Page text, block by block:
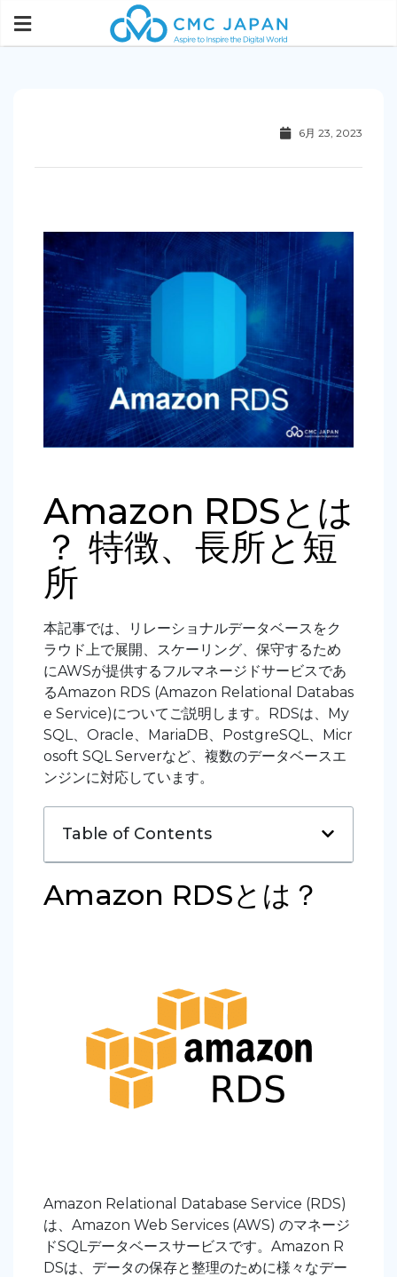
6月 23, 2023
Amazon RDSとは
？ 特徴、長所と短
所
本記事では、リレーショナルデータベースをク
ラウド上で展開、スケーリング、保守するため
にAWSが提供するフルマネージドサービスであ
るAmazon RDS (Amazon Relational Databas
e Service)についてご説明します。RDSは、My
SQL、Oracle、MariaDB、PostgreSQL、Micr
osoft SQL Serverなど、複数のデータベースエ
ンジンに対応しています。
Table of Contents
Amazon RDSとは？
Amazon Relational Database Service (RDS)
は、Amazon Web Services (AWS) のマネージ
ドSQLデータベースサービスです。Amazon R
DSは、データの保存と整理のために様々なデー